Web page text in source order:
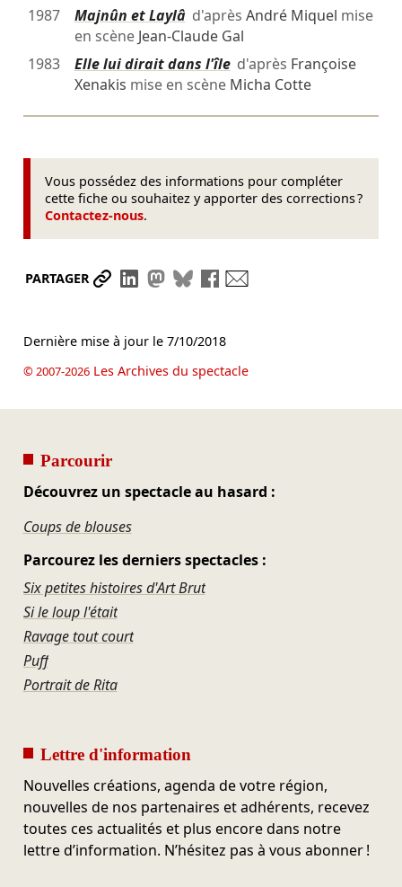
1987
Majnûn et Laylâd'après André Miquel mise
en scène Jean-Claude Gal
1983
Elle lui dirait dans l'îled'après Françoise
Xenakis mise en scène Micha Cotte
Vous possédez des informations pour compléter
cette fiche ou souhaitez y apporter des corrections ?
Contactez-nous.
PARTAGER Partager le lien
Partager sur LinkedIn
Partager sur Mastodon
Partager sur Bluesky
Partager sur Facebook
Dernière mise à jour le 7/10/2018
© 2007-2026Les Archives du spectacle
Parcourir
Découvrez un spectacle au hasard :
Coups de blouses
Parcourez les derniers spectacles :
Six petites histoires d'Art Brut
Si le loup l'était
Ravage tout court
Puff
Portrait de Rita
Lettre d'information
Nouvelles créations, agenda de votre région,
nouvelles de nos partenaires et adhérents, recevez
toutes ces actualités et plus encore dans notre
lettre d’information. N’hésitez pas à vous abonner !